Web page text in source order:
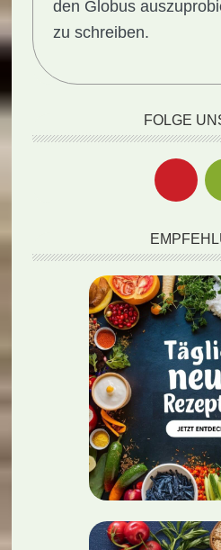
den Globus
zu schreiben.
FOLGE